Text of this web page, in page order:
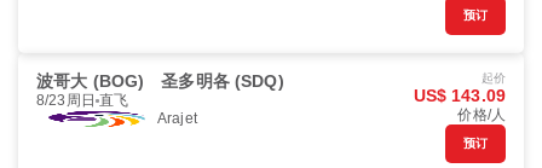
预订
波哥大 (BOG) 圣多明各 (SDQ)
8/23周日 直飞
Arajet
起价
US$ 143.09
价格/人
预订